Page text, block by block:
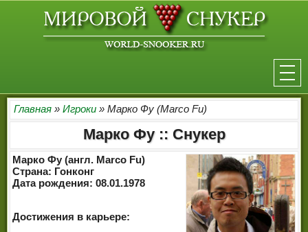
НОВОСТИ
ТУРНИРЫ
РЕЙТИНГ
СЕНЧУРИ БРЕЙКИ
Главная » Игроки » Марко Фу (Marco Fu)
Марко Фу :: Снукер
Марко Фу (англ. Marco Fu)
Страна: Гонконг
Дата рождения: 08.01.1978
Достижения в карьере: